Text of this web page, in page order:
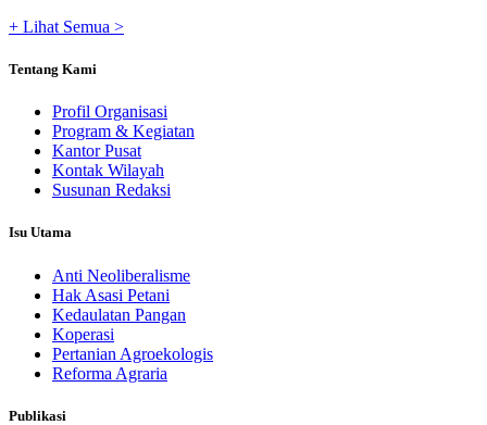
+ Lihat Semua >
Tentang Kami
Profil Organisasi
Program & Kegiatan
Kantor Pusat
Kontak Wilayah
Susunan Redaksi
Isu Utama
Anti Neoliberalisme
Hak Asasi Petani
Kedaulatan Pangan
Koperasi
Pertanian Agroekologis
Reforma Agraria
Publikasi